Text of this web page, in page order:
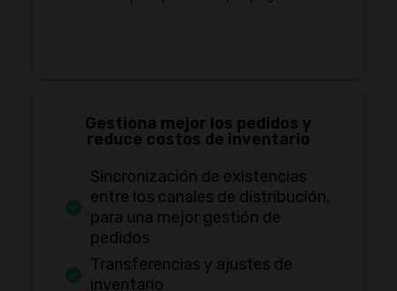
Gestiona mejor los pedidos y
reduce costos de inventario
Sincronización de existencias
entre los canales de distribución,
para una mejor gestión de
pedidos
Transferencias y ajustes de
inventario